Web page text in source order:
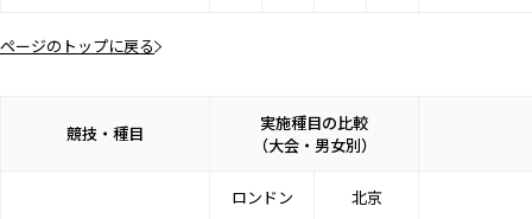
ページのトップに戻る
競技・種目
実施種目の比較
（大会・男女別）
ロンドン 北京